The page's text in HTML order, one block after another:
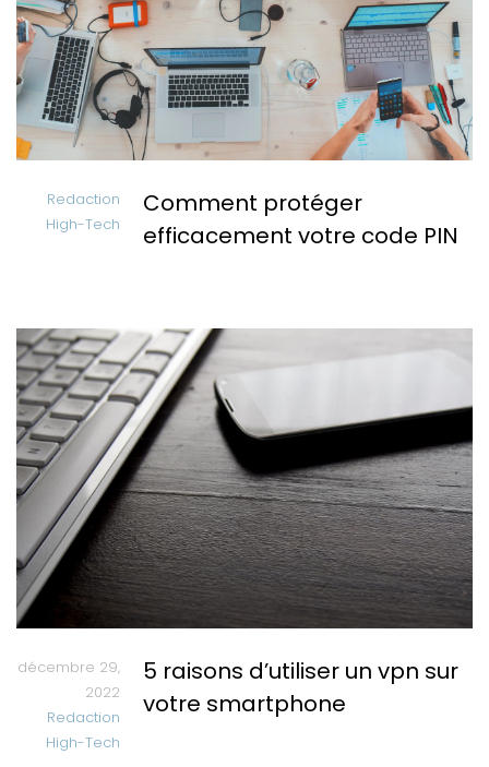
Redaction
High-Tech
Comment protéger
efficacement votre code PIN
décembre 29,
2022
Redaction
High-Tech
5 raisons d’utiliser un vpn sur
votre smartphone